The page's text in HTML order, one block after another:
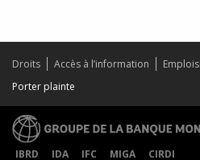
Droits Accès à l’information Emplois
Porter plainte
IBRD IDA IFC MIGA CIRDI